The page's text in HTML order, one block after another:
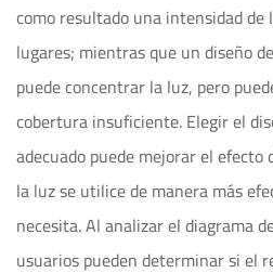
como resultado una intensidad
lugares; mientras que un diseño
puede concentrar la luz, pero
cobertura insuficiente. Elegir el
adecuado puede mejorar el
la luz se utilice de manera más
necesita. Al analizar el diagrama
usuarios pueden determinar si el